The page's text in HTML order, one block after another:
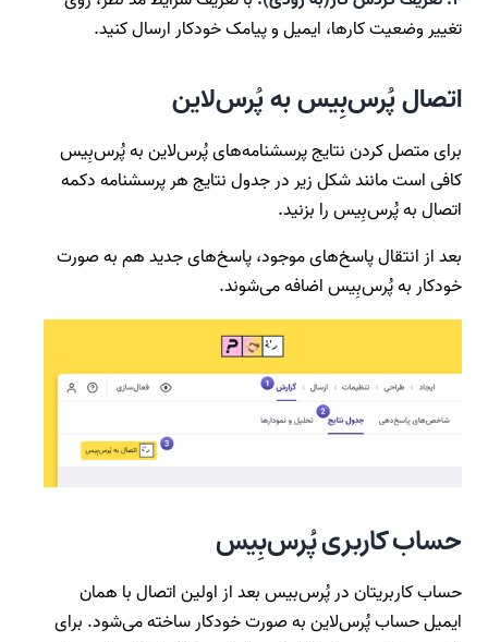
تغییر وضعیت کارها، ایمیل و پیامک‌ خودکار ارسال کنید.
اتصال پُرس‌بِیس به پُرس‌لاین
برای متصل کردن نتایج پرسشنامه‌های پُرس‌لاین به پُرس‌بِیس
کافی است مانند شکل زیر در جدول نتایج هر پرسشنامه دکمه
اتصال به پُرس‌بِیس را بزنید.
بعد از انتقال پاسخ‌های موجود، پاسخ‌های جدید هم به صورت
خودکار به پُرس‌بِیس اضافه می‌شوند.
حساب کاربری پُرس‌بِیس
حساب کاربریتان در پُرس‌بیس بعد از اولین اتصال با همان
ایمیل حساب پُرس‌لاین به صورت خودکار ساخته می‌شود. برای